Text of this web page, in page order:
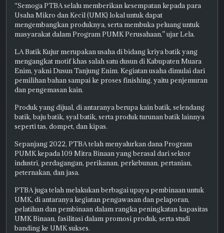
“Semoga PTBA selalu memberikan kesempatan kepada para
Usaha Mikro dan Kecil (UMK) lokal untuk dapat
mengembangkan produknya, serta membuka peluang untuk
masyarakat dalam Program PUMK Perusahaan,” ujar Lela.
LA Batik Kujur merupakan usaha di bidang kriya batik yang
mengangkat motif khas salah satu dusun di Kabupaten Muara
Enim, yakni Dusun Tanjung Enim. Kegiatan usaha dimulai dari
pemilihan bahan sampai ke proses finishing, yaitu penjemuran
dan pengemasan kain.
Produk yang dijual, di antaranya berupa kain batik, selendang
batik, baju batik, syal batik, serta produk turunan batik lainnya
seperti tas, dompet, dan kipas.
Sepanjang 2022, PTBA telah menyalurkan dana Program
PUMK kepada 109 Mitra Binaan yang berasal dari sektor
industri, perdagangan, perikanan, perkebunan, pertanian,
peternakan, dan jasa.
PTBA juga telah melakukan berbagai upaya pembinaan untuk
UMK, di antaranya kegiatan pengawasan dan pelaporan,
pelatihan dan pembinaan dalam rangka peningkatan kapasitas
UMK Binaan, fasilitasi dalam promosi produk, serta studi
banding ke UMK sukses.